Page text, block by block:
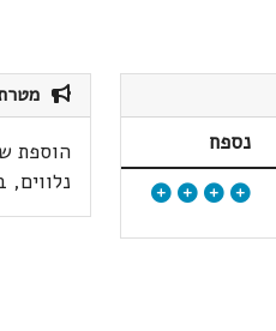
נספח
מטרת
הוספת
נלווים,